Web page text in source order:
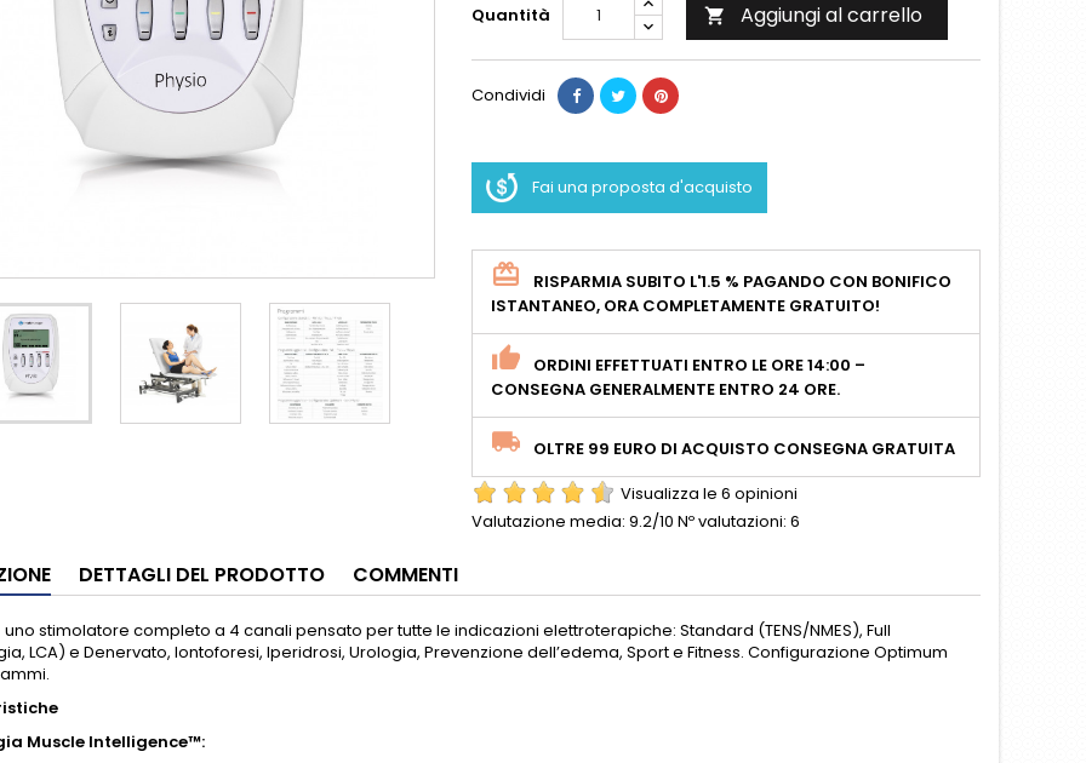
Quantità
 Aggiungi al carrello
Condividi
Fai una proposta d'acquisto
RISPARMIA SUBITO L'1.5 % PAGANDO CON BONIFICO
ISTANTANEO, ORA COMPLETAMENTE GRATUITO!
ORDINI EFFETTUATI ENTRO LE ORE 14:00 –
CONSEGNA GENERALMENTE ENTRO 24 ORE.
OLTRE 99 EURO DI ACQUISTO CONSEGNA GRATUITA
Visualizza le 6 opinioni
Valutazione media: 9.2/10 Nº valutazioni: 6
DETTAGLI DEL PRODOTTO COMMENTI
stimolatore completo a 4 canali pensato per tutte le indicazioni elettroterapiche: Standard (TENS/NMES), Full
LCA) e Denervato, Iontoforesi, Iperidrosi, Urologia, Prevenzione dell’edema, Sport e Fitness. Configurazione Optimum
Muscle Intelligence™: